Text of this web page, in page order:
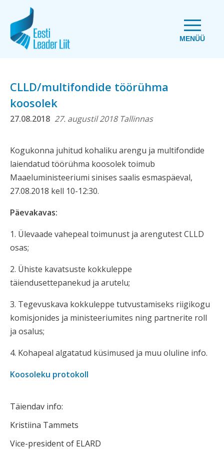
MENÜÜ
CLLD/multifondide töörühma
koosolek
27.08.2018 27. augustil 2018 Tallinnas
Kogukonna juhitud kohaliku arengu ja multifondide
laiendatud töörühma koosolek toimub
Maaeluministeeriumi sinises saalis esmaspäeval,
27.08.2018 kell 10-12:30.
Päevakavas:
1. Ülevaade vahepeal toimunust ja arengutest CLLD
osas;
2. Ühiste kavatsuste kokkuleppe
täiendusettepanekud ja arutelu;
3. Tegevuskava kokkuleppe tutvustamiseks riigikogu
komisjonides ja ministeeriumites ning partnerite roll
ja osalus;
4. Kohapeal algatatud küsimused ja muu oluline info.
Koosoleku protokoll
Täiendav info:
Kristiina Tammets
Vice-president of ELARD